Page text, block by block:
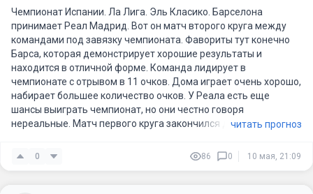
📌ВЫВОД:
Да Барселона сильнее, но ставить на команду которая уже
выиграла сезон заблаговременно, да еще и за коэффициент
1.65 удачи😂👍 Мы не занимаемся прорицанием, но когда обе
команды играют без ключевых игроков шансы имеют обе +- с
разницей в 5-7%.
Чемпионат Испании. Ла Лига. Эль Класико. Барселона
принимает Реал Мадрид. Вот он матч второго круга между
командами под завязку чемпионата. Фавориты тут конечно
Барса, которая демонстрирует хорошие результаты и
находится в отличной форме. Команда лидирует в
чемпионате с отрывом в 11 очков. Дома играет очень хорошо,
набирает большее количество очков. У Реала есть еще
шансы выиграть чемпионат, но они честно говоря
нереальные. Матч первого круга закончился домашней
юудет шанс взять хотя бы балл.
читать прогноз
0 86 0 10 мая, 21:09